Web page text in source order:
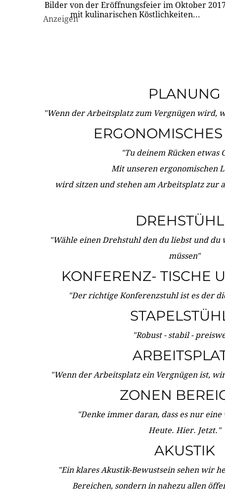
Bilder von der Eröffnungsfeier im Oktober
mit kulinarischen Köstlichkeiten...
Anzeigen
PLANUNG
"Wenn der Arbeitsplatz zum Vergnügen wird,
"Tu deinem Rücken etwas
Mit unseren ergonomischen
wird sitzen und stehen am Arbeitsplatz zur
"Wähle einen Drehstuhl den du liebst und
müssen"
KONFERENZ- TISCHE
"Der richtige Konferenzstuhl ist es der
"Robust - stabil -
"Wenn der Arbeitsplatz ein Vergnügen ist,
ZONEN
"Denke immer daran, dass es nur
Heute. Hier. Jetzt."
AKUSTIK
"Ein klares Akustik-Bewustsein sehen wir
Bereichen, sondern in nahezu allen